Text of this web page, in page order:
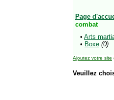
Page
combat
• Arts
• Boxe (0)
Ajoutez votre site
Veuillez